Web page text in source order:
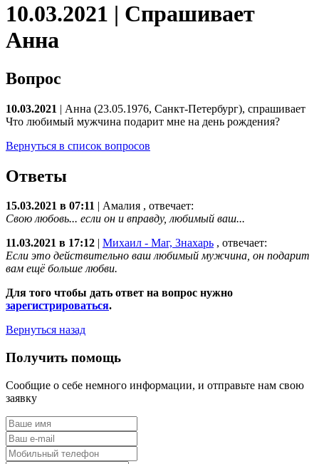
10.03.2021 | Спрашивает
Анна
Вопрос
10.03.2021 | Анна (23.05.1976, Санкт-Петербург), спрашивает
Что любимый мужчина подарит мне на день рождения?
Вернуться в список вопросов
Ответы
15.03.2021 в 07:11 Амалия , отвечает:
Свою любовь... если он и вправду, любимый ваш...
11.03.2021 в 17:12
Михаил - Маг, Знахарь , отвечает:
Если это действительно ваш любимый мужчина, он подарит
вам ещё больше любви.
Для того чтобы дать ответ на вопрос нужно
зарегистрироваться.
Вернуться назад
Получить помощь
Сообщие о себе немного информации, и отправьте нам свою
заявку